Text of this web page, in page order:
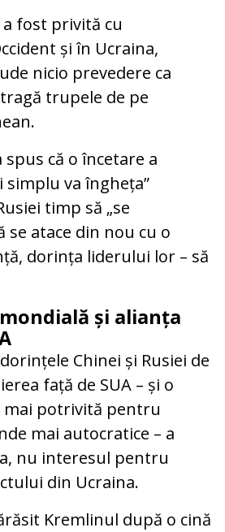
fost privită cu
și în Ucraina,
nicio prevedere ca
trupele de pe
spus că o încetare a
simplu va îngheța”
timp să „se
se atace din nou cu o
dorința liderului lor – să
și alianța
Chinei și Rusiei de
față de SUA – și o
mai potrivită pentru
mai autocratice – a
nu interesul pentru
din Ucraina.
Kremlinul după o cină